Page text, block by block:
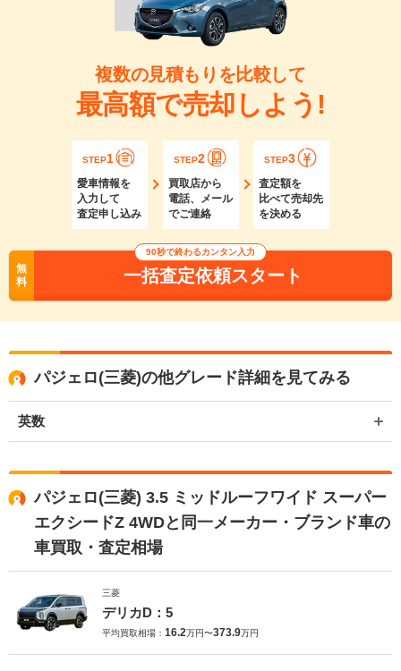
複数の見積もりを比較して
最高額で売却しよう!
STEP1
愛車情報を
入力して
査定申し込み
STEP2
買取店から
電話、メール
でご連絡
STEP3
査定額を
比べて売却先
を決める
無
料
90秒で終わるカンタン入力
一括査定依頼スタート
パジェロ(三菱)の他グレード詳細を見てみる
英数
パジェロ(三菱) 3.5 ミッドルーフワイド スーパー
エクシードZ 4WDと同一メーカー・ブランド車の
車買取・査定相場
三菱
デリカD：5
平均買取相場： 16.2万円〜373.9万円